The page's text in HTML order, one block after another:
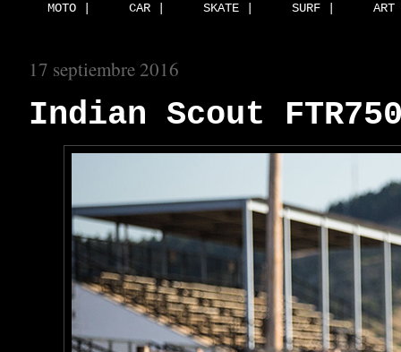
MOTO | CAR | SKATE | SURF |
17 septiembre 2016
Indian Scout